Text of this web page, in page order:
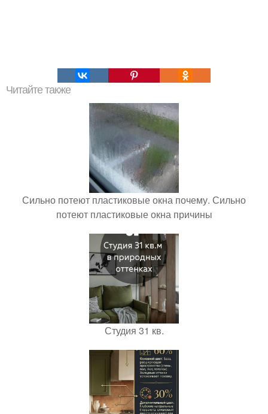
Читайте также
Сильно потеют пластиковые окна почему. Сильно
потеют пластиковые окна причины
Студия 31 кв.